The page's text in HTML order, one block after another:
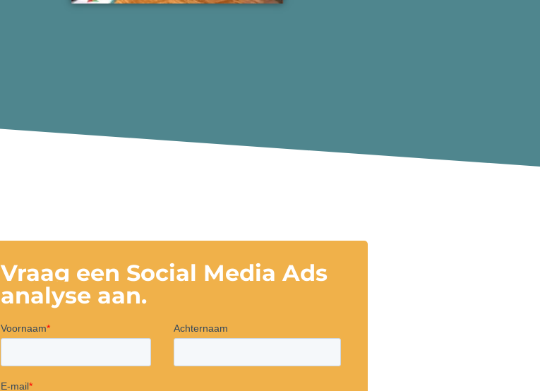
Vraag een Social Media Ads
analyse aan.